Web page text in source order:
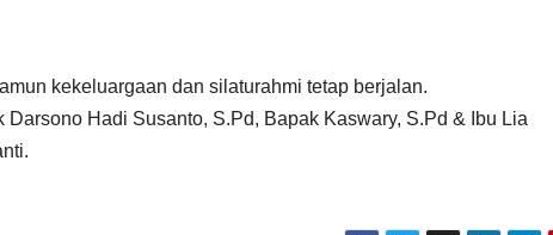
kekeluargaan dan silaturahmi tetap berjalan.
Hadi Susanto, S.Pd, Bapak Kaswary, S.Pd & Ibu Lia